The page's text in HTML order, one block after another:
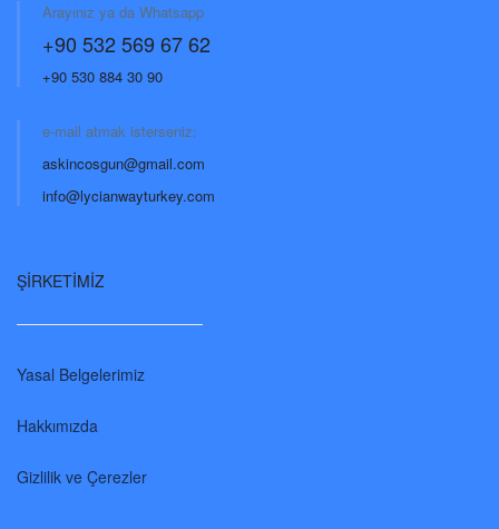
Arayınız ya da Whatsapp
+90 532 569 67 62
+90 530 884 30 90
e-mail atmak isterseniz:
askincosgun@gmail.com
info@lycianwayturkey.com
ŞİRKETİMİZ
Yasal Belgelerimiz
Hakkımızda
Gizlilik ve Çerezler